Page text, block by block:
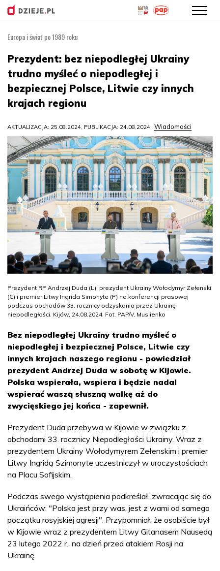
treści
Europa i świat po 1989 roku
Prezydent: bez niepodległej Ukrainy
trudno myśleć o niepodległej i
bezpiecznej Polsce, Litwie czy innych
krajach regionu
AKTUALIZACJA: 25.08.2024, PUBLIKACJA: 24.08.2024 Wiadomości
Prezydent RP Andrzej Duda (L), prezydent Ukrainy Wołodymyr Zełenski
(C) i premier Litwy Ingrida Simonyte (P) na konferencji prasowej
podczas obchodów 33. rocznicy odzyskania przez Ukrainę
niepodległości. Kijów, 24.08.2024. Fot. PAP/V. Musiienko
Bez niepodległej Ukrainy trudno myśleć o
niepodległej i bezpiecznej Polsce, Litwie czy
innych krajach naszego regionu - powiedział
prezydent Andrzej Duda w sobotę w Kijowie.
Polska wspierała, wspiera i będzie nadal
wspierać waszą słuszną walkę aż do
zwycięskiego jej końca - zapewnił.
Prezydent Duda przebywa w Kijowie w związku z
obchodami 33. rocznicy Niepodległości Ukrainy. Wraz z
prezydentem Ukrainy Wołodymyrem Zełenskim i premier
Litwy Ingridą Szimonyte uczestniczył w uroczystościach
na Placu Sofijskim.
Podczas swego wystąpienia podkreślał, zwracając się do
Ukraińców: "Polska jest przy was, jest z wami od samego
początku rosyjskiej agresji". Przypomniał, że osobiście był
w Kijowie wraz z prezydentem Litwy Gitanasem Nausedą
23 lutego 2022 r., na dzień przed atakiem Rosji na
Ukrainę.